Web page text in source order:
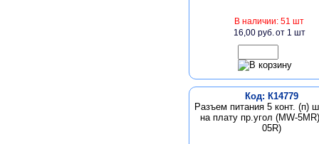
В наличии: 51 шт
16,00 руб.от 1 шт
Код: К14779
Разъем питания 5 конт. (п)
на плату пр.угол (MW-
05R)